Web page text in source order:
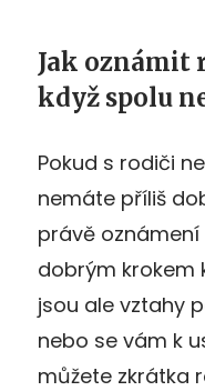
Jak oznámit
když spolu
Pokud s rodiči
nemáte příliš
právě
dobrým krokem
jsou ale vztahy
nebo se vám k
můžete zkrátka